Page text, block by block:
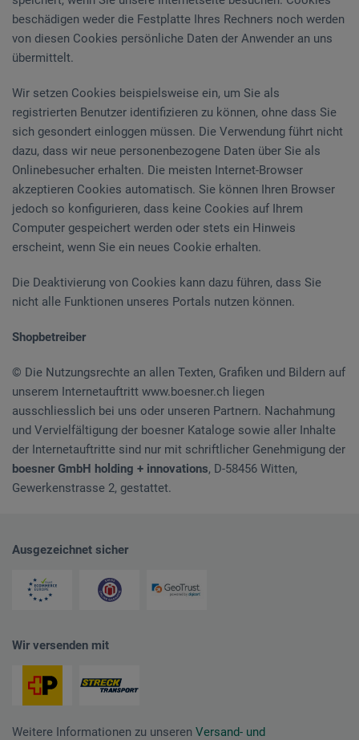
beschädigen weder die Festplatte Ihres Rechners noch werden
von diesen Cookies persönliche Daten der Anwender an uns
übermittelt.
Wir setzen Cookies beispielsweise ein, um Sie als
registrierten Benutzer identifizieren zu können, ohne dass Sie
sich gesondert einloggen müssen. Die Verwendung führt nicht
dazu, dass wir neue personenbezogene Daten über Sie als
Onlinebesucher erhalten. Die meisten Internet-Browser
akzeptieren Cookies automatisch. Sie können Ihren Browser
jedoch so konfigurieren, dass keine Cookies auf Ihrem
Computer gespeichert werden oder stets ein Hinweis
erscheint, wenn Sie ein neues Cookie erhalten.
Die Deaktivierung von Cookies kann dazu führen, dass Sie
nicht alle Funktionen unseres Portals nutzen können.
Shopbetreiber
© Die Nutzungsrechte an allen Texten, Grafiken und Bildern auf
unserem Internetauftritt www.boesner.ch liegen
ausschliesslich bei uns oder unseren Partnern. Nachahmung
und Vervielfältigung der boesner Kataloge sowie aller Inhalte
der Internetauftritte sind nur mit schriftlicher Genehmigung der
boesner GmbH holding + innovations, D-58456 Witten,
Gewerkenstrasse 2, gestattet.
Ausgezeichnet sicher
Wir versenden mit
Weitere Informationen zu unseren Versand- und